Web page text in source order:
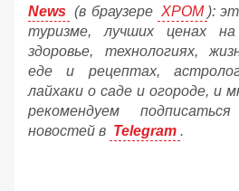
News (в браузере ХРОМ ):
туризме, лучших ценах
здоровье, технологиях,
еде и рецептах,
лайхаки о саде и огороде, и
рекомендуем
новостей в Telegram .